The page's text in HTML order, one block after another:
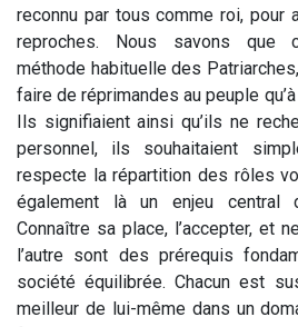
reconnu par tous comme roi, pour
reproches. Nous savons que
méthode habituelle des
faire de réprimandes au peuple
Ils signifiaient ainsi qu’ils ne
personnel, ils souhaitaient
respecte la répartition des rôles
également là un enjeu central
Connaître sa place, l’accepter, et
l’autre sont des prérequis
société équilibrée. Chacun est
meilleur de lui-même dans un